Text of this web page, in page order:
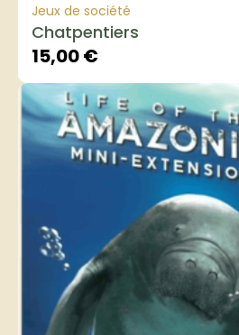
Jeux de société
Chatpentiers
15,00€